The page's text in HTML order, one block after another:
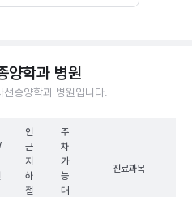
양학과 병원
종양학과 병원입니다.
인
근
지
하
철
주
차
가
능
대
진료과목